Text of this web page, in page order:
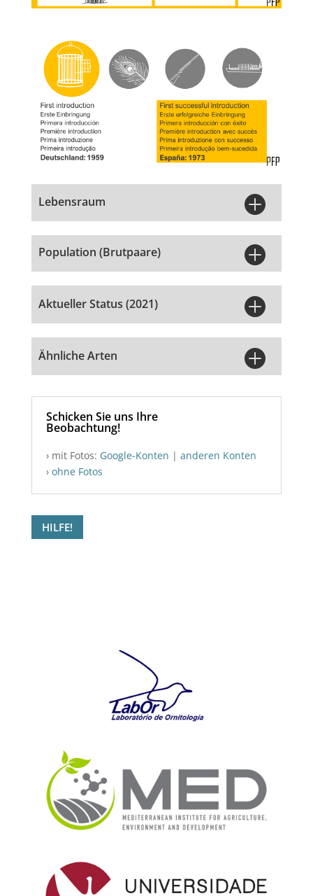
Lebensraum 
Population (Brutpaare) 
Aktueller Status (2021) 
Ähnliche Arten 
Schicken Sie uns Ihre
Beobachtung!
› mit Fotos: Google-Konten | anderen Konten
› ohne Fotos
HILFE!